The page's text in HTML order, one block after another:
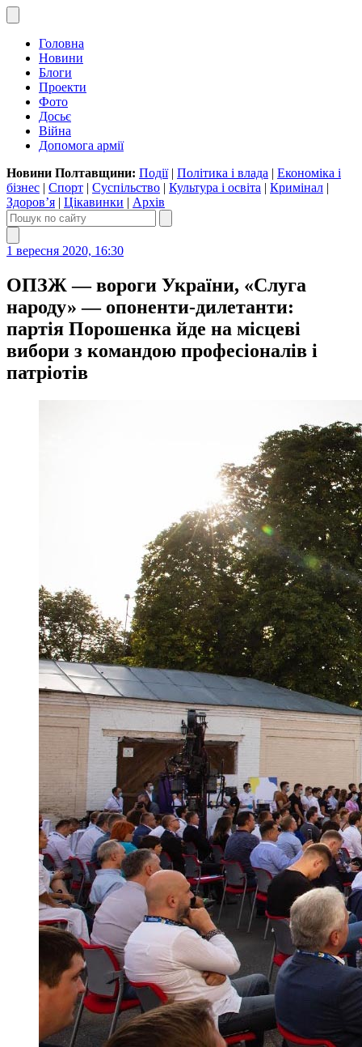
Головна
Новини
Блоги
Проекти
Фото
Досьє
Війна
Допомога армії
Новини Полтавщини: Події| Політика і влада | Економіка і
бізнес | Спорт | Суспільство | Культура і освіта | Кримінал |
Здоров’я | Цікавинки | Архів
1 вересня 2020, 16:30
ОПЗЖ — вороги України, «Слуга
народу» — опоненти-дилетанти:
партія Порошенка йде на місцеві
вибори з командою професіоналів і
патріотів